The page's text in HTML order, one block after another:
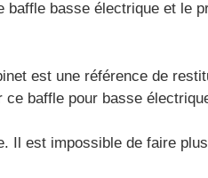
basse électrique et le
est une référence de
baffle pour basse
Il est impossible de faire